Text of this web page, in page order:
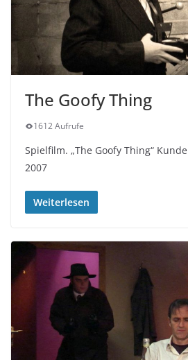
The Goofy Thing
1612 Aufrufe
Spielfilm. „The Goofy Thing“
2007
Weiterlesen